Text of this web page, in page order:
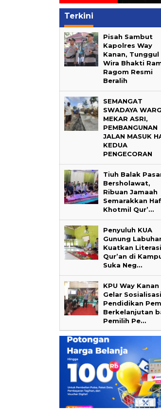
Terkini
Pisah Sambut
Kapolres Way
Kanan, Tunggul
Wira Bhakti
Ragom Resmi
Beralih
SEMANGAT
SWADAYA
MEKAR ASRI,
PEMBANGUNAN
JALAN MASUK
KEDUA
PENGECORAN
Tiuh Balak
Bersholawat,
Ribuan Jamaah
Semarakkan
Khotmil Qur’…
Penyuluh KUA
Gunung
Kuatkan
Qur’an di
Suka Neg…
KPU Way Kanan
Gelar Sosialisasi
Pendidikan
Berkelanjutan
Pemilih Pe…